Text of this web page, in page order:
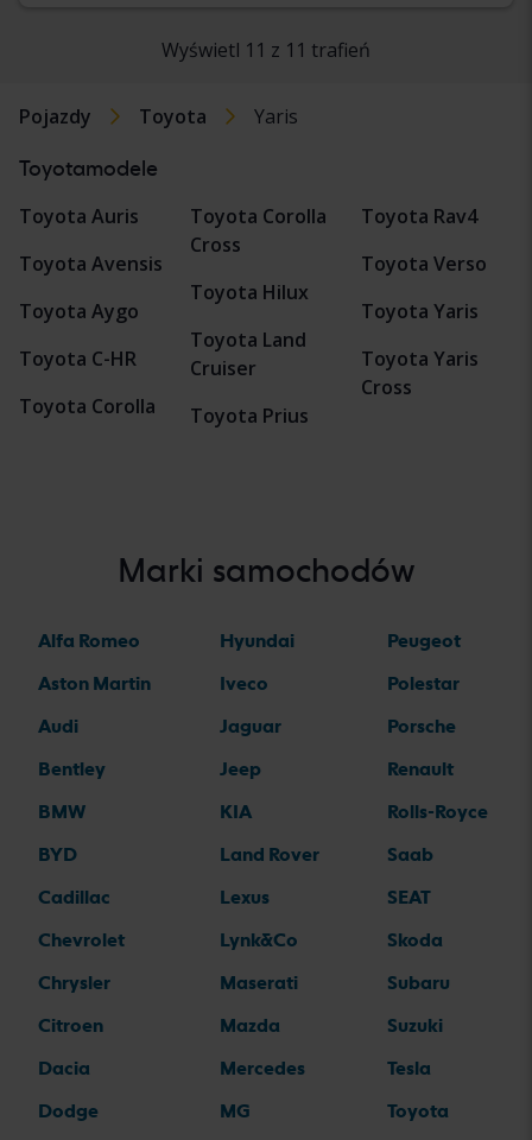
Wyświetl 11 z 11 trafień
Pojazdy Toyota Yaris
Toyotamodele
Toyota Auris
Toyota Avensis
Toyota Aygo
Toyota C-HR
Toyota Corolla
Toyota Corolla
Cross
Toyota Hilux
Toyota Land
Cruiser
Toyota Prius
Toyota Rav4
Toyota Verso
Toyota Yaris
Toyota Yaris
Cross
Marki samochodów
Alfa Romeo
Aston Martin
Audi
Bentley
BMW
BYD
Cadillac
Chevrolet
Chrysler
Citroen
Dacia
Dodge
Hyundai
Iveco
Jaguar
Jeep
KIA
Land Rover
Lexus
Lynk&Co
Maserati
Mazda
Mercedes
MG
Peugeot
Polestar
Porsche
Renault
Rolls-Royce
Saab
SEAT
Skoda
Subaru
Suzuki
Tesla
Toyota